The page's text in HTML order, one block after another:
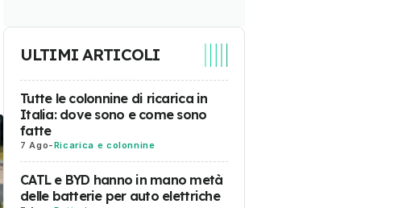
ULTIMI ARTICOLI
Tutte le colonnine di ricarica in
Italia: dove sono e come sono
fatte
7 Ago-Ricarica e colonnine
CATL e BYD hanno in mano metà
delle batterie per auto elettriche